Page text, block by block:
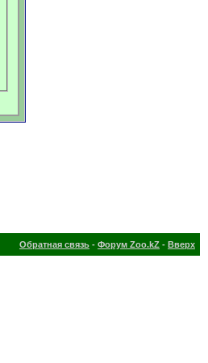
Обратная связь - Форум Zoo.kZ - Вверх